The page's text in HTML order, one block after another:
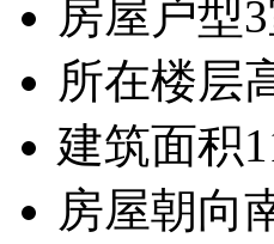
房屋户型
所在楼层
建筑面积
房屋朝向